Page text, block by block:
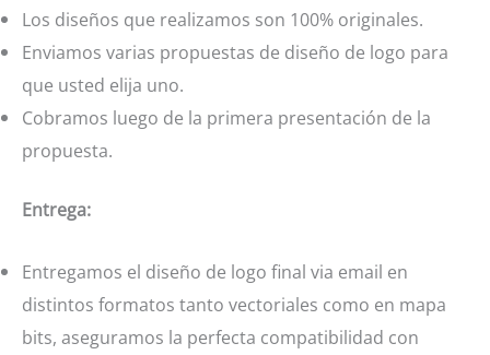
Los diseños que realizamos son 100% originales.
Enviamos varias propuestas de diseño de logo para
que usted elija uno.
Cobramos luego de la primera presentación de la
propuesta.
Entrega:
Entregamos el diseño de logo final via email en
distintos formatos tanto vectoriales como en mapa
bits, aseguramos la perfecta compatibilidad con